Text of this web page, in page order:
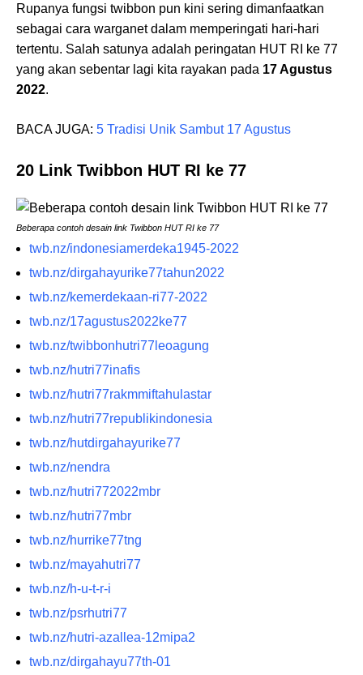
Rupanya fungsi twibbon pun kini sering dimanfaatkan
sebagai cara warganet dalam memperingati hari-hari
tertentu. Salah satunya adalah peringatan HUT RI ke 77
yang akan sebentar lagi kita rayakan pada 17 Agustus
2022.
BACA JUGA: 5 Tradisi Unik Sambut 17 Agustus
20 Link Twibbon HUT RI ke 77
Beberapa contoh desain link Twibbon HUT RI ke 77
twb.nz/indonesiamerdeka1945-2022
twb.nz/dirgahayurike77tahun2022
twb.nz/kemerdekaan-ri77-2022
twb.nz/17agustus2022ke77
twb.nz/twibbonhutri77leoagung
twb.nz/hutri77inafis
twb.nz/hutri77rakmmiftahulastar
twb.nz/hutri77republikindonesia
twb.nz/hutdirgahayurike77
twb.nz/nendra
twb.nz/hutri772022mbr
twb.nz/hutri77mbr
twb.nz/hurrike77tng
twb.nz/mayahutri77
twb.nz/h-u-t-r-i
twb.nz/psrhutri77
twb.nz/hutri-azallea-12mipa2
twb.nz/dirgahayu77th-01